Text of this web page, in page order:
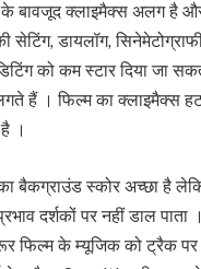
के बावजूद क्लाइमैक्स अलग है
सेटिंग, डायलॉग,
को कम स्टार दिया जा
हैं । फिल्म का क्लाइमैक्स
।
बैकग्राउंड स्कोर अच्छा है
दर्शकों पर नहीं डाल
फिल्म के म्यूजिक को ट्रैक पर